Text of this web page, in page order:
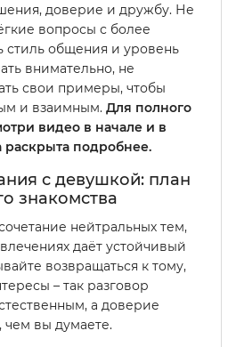
доверие и дружбу. Не
вопросы с более
стиль общения и уровень
внимательно, не
свои примеры, чтобы
и взаимным. Для полного
видео в начале и в
раскрыта подробнее.
с девушкой: план
знакомства
нейтральных тем,
даёт устойчивый
возвращаться к тому,
– так разговор
а доверие
вы думаете.